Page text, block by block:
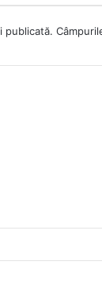
publicată.